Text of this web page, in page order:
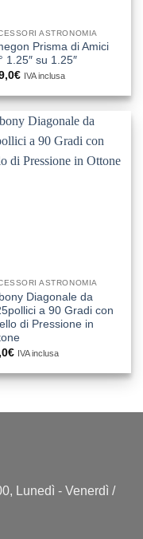
ASTRONOMIA
Prisma di Amici
1.25″ su 1.25″
€ IVA inclusa
ASTRONOMIA
Diagonale da
a 90 Gradi con
di Pressione in
€ IVA inclusa
Lunedì - Venerdì /